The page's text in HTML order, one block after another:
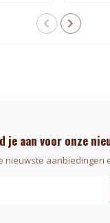
je aan voor onze
nieuwste aanbiedingen